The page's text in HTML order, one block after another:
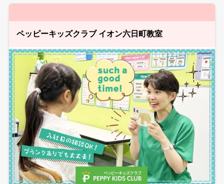
ペッピーキッズクラブ イオン六日町教室